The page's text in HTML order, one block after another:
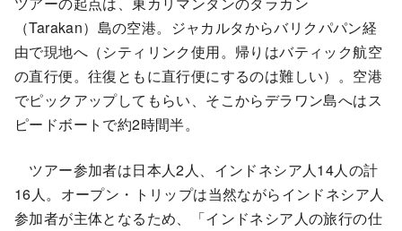
（Tarakan）島の空港。ジャカルタからバリクパパン経
由で現地へ（シティリンク使用。帰りはバティック航空
の直行便。往復ともに直行便にするのは難しい）。空港
でピックアップしてもらい、そこからデラワン島へはス
ピードボートで約2時間半。
ツアー参加者は日本人2人、インドネシア人14人の計
16人。オープン・トリップは当然ながらインドネシア人
参加者が主体となるため、「インドネシア人の旅行の仕